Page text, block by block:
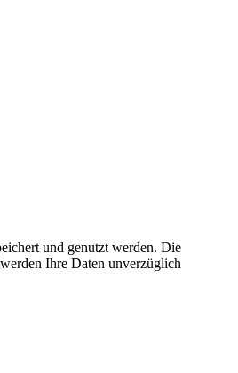
und genutzt werden. Die
Ihre Daten unverzüglich